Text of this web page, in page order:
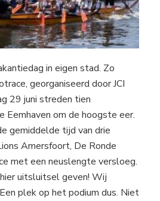
in eigen stad. Zo
georganiseerd door JCI
29 juni streden tien
Eemhaven om de hoogste eer.
gemiddelde tijd van drie
Amersfoort, De Ronde
met een neuslengte versloeg.
uitsluitsel geven! Wij
plek op het podium dus. Niet